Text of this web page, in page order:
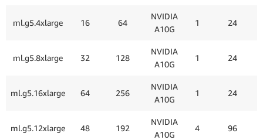
ml.g5.4xlarge 16 64
NVIDIA
A10G
1 24
ml.g5.8xlarge 32 128
NVIDIA
A10G
1 24
ml.g5.16xlarge 64 256
NVIDIA
A10G
1 24
ml.g5.12xlarge 48 192
NVIDIA
A10G
4 96